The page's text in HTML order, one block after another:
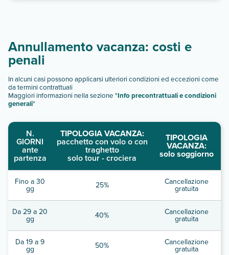
Annullamento vacanza: costi e
penali
In alcuni casi possono applicarsi ulteriori condizioni ed eccezioni come
da termini contrattuali
Maggiori informazioni nella sezione "Info precontrattuali e condizioni
generali"
N.
GIORNI
ante
partenza
TIPOLOGIA VACANZA:
pacchetto con volo o con
traghetto
solo tour - crociera
TIPOLOGIA
VACANZA:
solo soggiorno
Fino a 30
gg 25% Cancellazione
gratuita
Da 29 a 20
gg 40% Cancellazione
gratuita
Da 19 a 9
gg 50% Cancellazione
gratuita